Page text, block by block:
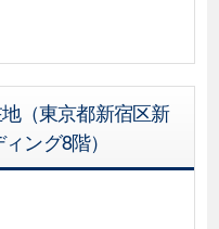
（東京都新宿区新
ング8階）